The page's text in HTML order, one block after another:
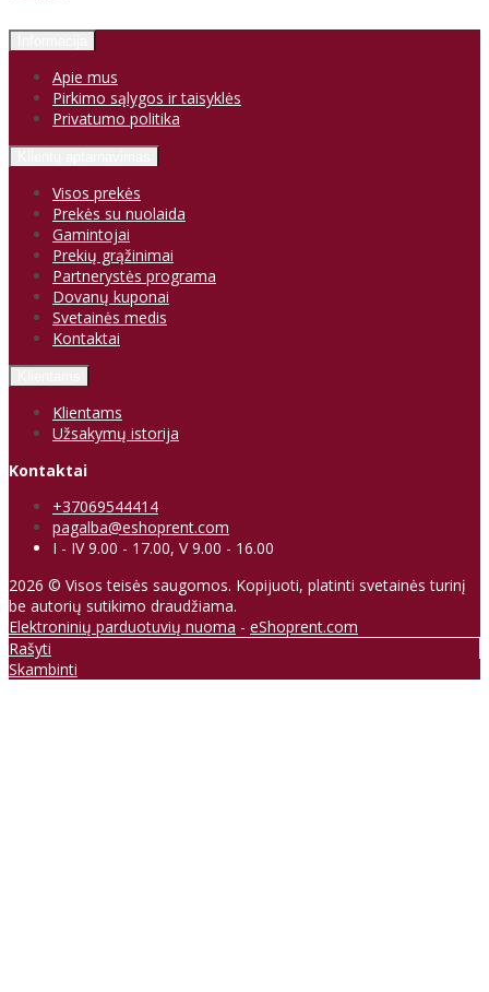
Apie mus
Pirkimo sąlygos ir taisyklės
Privatumo politika
Visos prekės
Prekės su nuolaida
Gamintojai
Prekių grąžinimai
Partnerystės programa
Dovanų kuponai
Svetainės medis
Kontaktai
Klientams
Užsakymų istorija
Kontaktai
+37069544414
pagalba@eshoprent.com
I - IV 9.00 - 17.00, V 9.00 - 16.00
2026 © Visos teisės saugomos. Kopijuoti, platinti svetainės turinį
be autorių sutikimo draudžiama.
Elektroninių parduotuvių nuoma - eShoprent.com
Rašyti
Skambinti